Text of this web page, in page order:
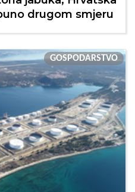
drugom smjeru
GOSPODARSTVO